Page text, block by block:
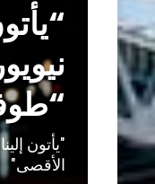
"يأتون
الأقصى"